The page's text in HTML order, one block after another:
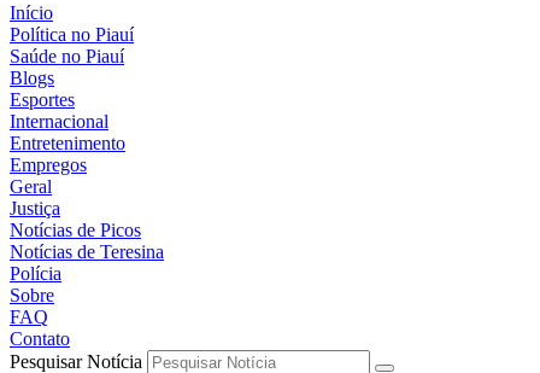
Início
Política no Piauí
Saúde no Piauí
Blogs
Esportes
Internacional
Entretenimento
Empregos
Geral
Justiça
Notícias de Picos
Notícias de Teresina
Polícia
Sobre
FAQ
Contato
Pesquisar Notícia